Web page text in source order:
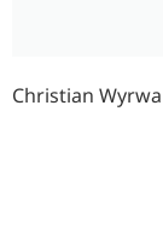
Christian Wyrwa